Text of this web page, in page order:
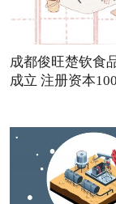
成都俊旺楚钦食
成立 注册资本